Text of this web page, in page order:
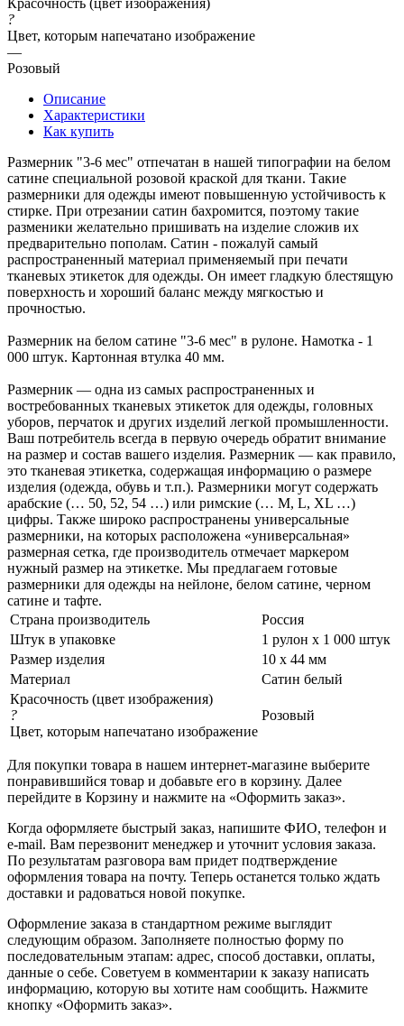
?
Цвет, которым напечатано изображение
—
Розовый
Описание
Характеристики
Как купить
Размерник "3-6 мес" отпечатан в нашей типографии на белом
сатине специальной розовой краской для ткани. Такие
размерники для одежды имеют повышенную устойчивость к
стирке. При отрезании сатин бахромится, поэтому такие
разменики желательно пришивать на изделие сложив их
предварительно пополам. Сатин - пожалуй самый
распространенный материал применяемый при печати
тканевых этикеток для одежды. Он имеет гладкую блестящую
поверхность и хороший баланс между мягкостью и
прочностью.
Размерник на белом сатине "3-6 мес" в рулоне. Намотка - 1
000 штук. Картонная втулка 40 мм.
Размерник — одна из самых распространенных и
востребованных тканевых этикеток для одежды, головных
уборов, перчаток и других изделий легкой промышленности.
Ваш потребитель всегда в первую очередь обратит внимание
на размер и состав вашего изделия. Размерник — как правило,
это тканевая этикетка, содержащая информацию о размере
изделия (одежда, обувь и т.п.). Размерники могут содержать
арабские (… 50, 52, 54 …) или римские (… M, L, XL …)
цифры. Также широко распространены универсальные
размерники, на которых расположена «универсальная»
размерная сетка, где производитель отмечает маркером
нужный размер на этикетке. Мы предлагаем готовые
размерники для одежды на нейлоне, белом сатине, черном
сатине и тафте.
Страна производитель
Россия
Штук в упаковке
1 рулон х 1 000 штук
Размер изделия
10 х 44 мм
Материал
Сатин белый
Красочность (цвет изображения)
?
Цвет, которым напечатано изображение
Розовый
Для покупки товара в нашем интернет-магазине выберите
понравившийся товар и добавьте его в корзину. Далее
перейдите в Корзину и нажмите на «Оформить заказ».
Когда оформляете быстрый заказ, напишите ФИО, телефон и
e-mail. Вам перезвонит менеджер и уточнит условия заказа.
По результатам разговора вам придет подтверждение
оформления товара на почту. Теперь останется только ждать
доставки и радоваться новой покупке.
Оформление заказа в стандартном режиме выглядит
следующим образом. Заполняете полностью форму по
последовательным этапам: адрес, способ доставки, оплаты,
данные о себе. Советуем в комментарии к заказу написать
информацию, которую вы хотите нам сообщить. Нажмите
кнопку «Оформить заказ».